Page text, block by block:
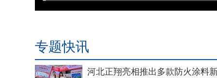
专题快讯
河北正翔亮相推出多款防火涂料